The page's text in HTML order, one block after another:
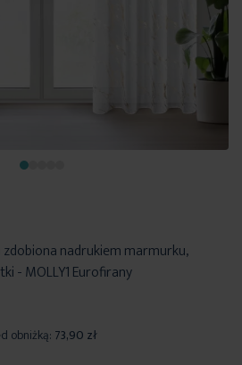
zdobiona nadrukiem marmurku,
- MOLLY1 Eurofirany
obniżką: 73,90 zł